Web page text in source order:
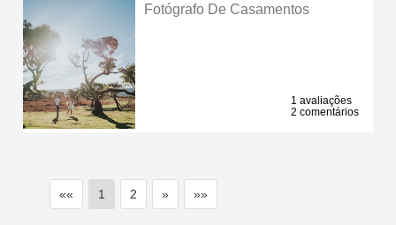
Fotógrafo De Casamentos
1 avaliações
2 comentários
«« 1 2 » »»